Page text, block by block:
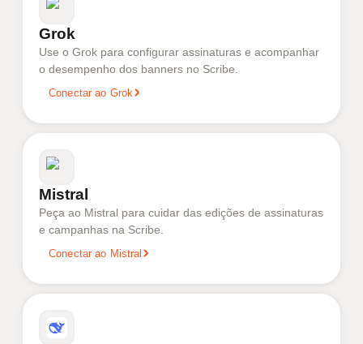
Grok
Use o Grok para configurar assinaturas e acompanhar
o desempenho dos banners no Scribe.
Conectar ao Grok
Mistral
Peça ao Mistral para cuidar das edições de assinaturas
e campanhas na Scribe.
Conectar ao Mistral